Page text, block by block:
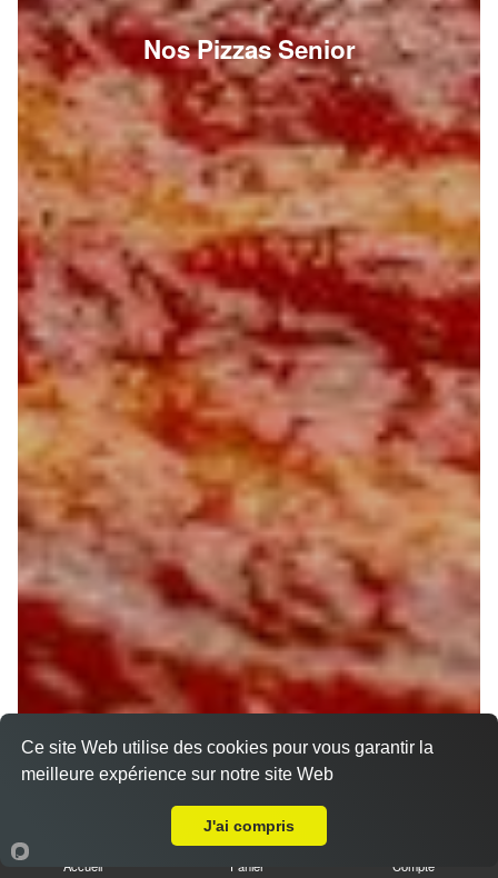
Nos Pizzas Senior
Accueil Panier Compte
Ce site Web utilise des cookies pour vous garantir la
meilleure expérience sur notre site Web
J'ai compris